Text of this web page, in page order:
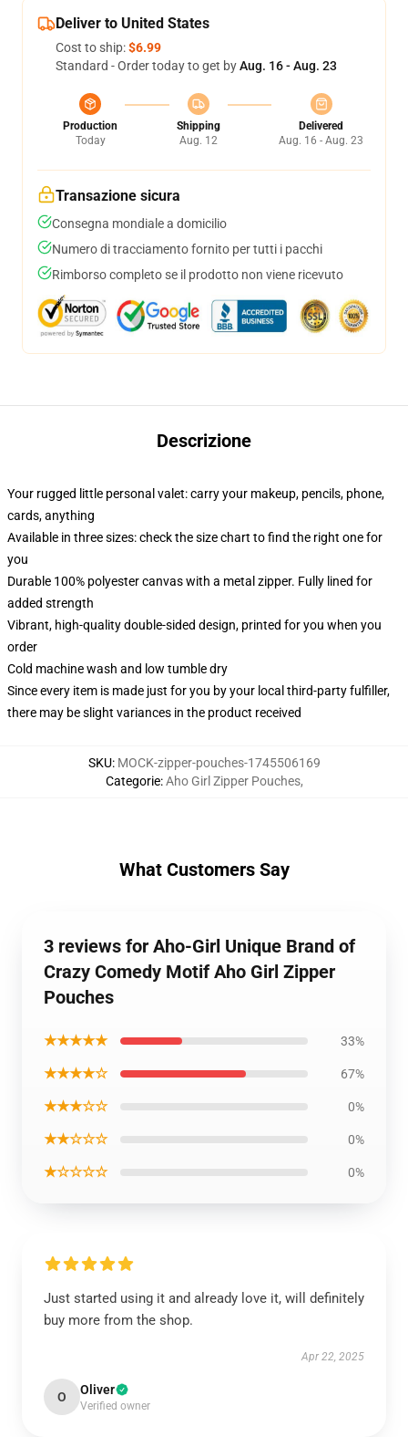
Deliver to United States
Cost to ship:$6.99
Standard - Order today to get byAug. 16 - Aug. 23
Production
Today
Shipping
Aug. 12
Delivered
Aug. 16 - Aug. 23
Transazione sicura
Consegna mondiale a domicilio
Numero di tracciamento fornito per tutti i pacchi
Rimborso completo se il prodotto non viene ricevuto
Descrizione
Your rugged little personal valet: carry your makeup, pencils, phone,
cards, anything
Available in three sizes: check the size chart to find the right one for
you
Durable 100% polyester canvas with a metal zipper. Fully lined for
added strength
Vibrant, high-quality double-sided design, printed for you when you
order
Cold machine wash and low tumble dry
Since every item is made just for you by your local third-party fulfiller,
there may be slight variances in the product received
SKU: MOCK-zipper-pouches-1745506169
Categorie:Aho Girl Zipper Pouches,
What Customers Say
3 reviews for Aho-Girl Unique Brand of
Crazy Comedy Motif Aho Girl Zipper
Pouches
★★★★★ 33%
★★★★☆ 67%
★★★☆☆ 0%
★★☆☆☆ 0%
★☆☆☆☆ 0%
Just started using it and already love it, will definitely
buy more from the shop.
Apr 22, 2025
O Oliver
Verified owner